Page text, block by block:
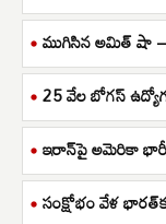
ముగిసిన అమిత్ షా –
25 వేల బోగస్
ఇరాన్‌పై అమెరికా భారీ
సంక్షోభం వేళ